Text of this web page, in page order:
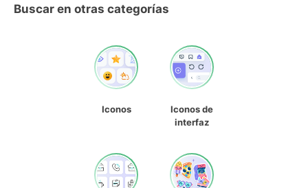
Buscar en otras categorías
Iconos
Iconos de
interfaz